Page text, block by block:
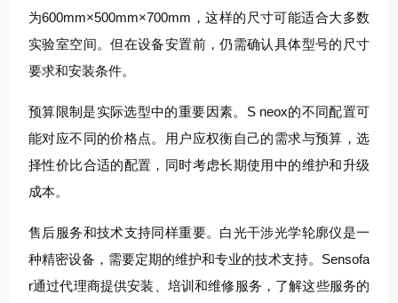
为600mm×500mm×700mm，这样的尺寸可能适合大多数
实验室空间。但在设备安置前，仍需确认具体型号的尺寸
要求和安装条件。
预算限制是实际选型中的重要因素。S neox的不同配置可
能对应不同的价格点。用户应权衡自己的需求与预算，选
择性价比合适的配置，同时考虑长期使用中的维护和升级
成本。
售后服务和技术支持同样重要。白光干涉光学轮廓仪是一
种精密设备，需要定期的维护和专业的技术支持。Sensofa
r通过代理商提供安装、培训和维修服务，了解这些服务的